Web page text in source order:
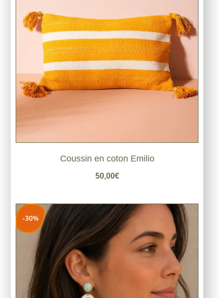
Coussin en coton Emilio
50,00€
-30%